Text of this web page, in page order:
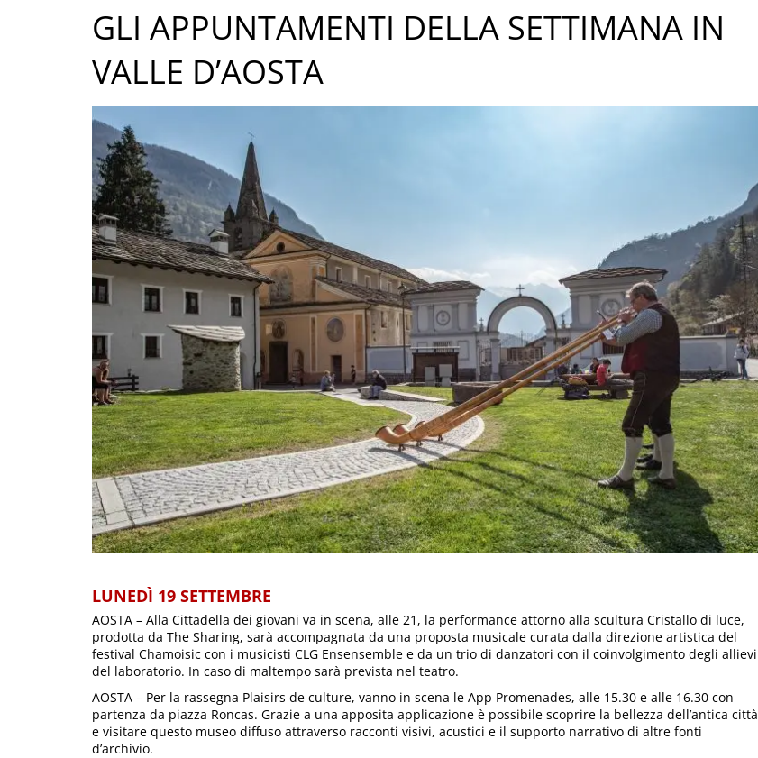
GLI APPUNTAMENTI DELLA SETTIMANA IN
VALLE D’AOSTA
LUNEDÌ 19 SETTEMBRE
AOSTA – Alla Cittadella dei giovani va in scena, alle 21, la performance attorno alla scultura Cristallo di luce,
prodotta da The Sharing, sarà accompagnata da una proposta musicale curata dalla direzione artistica del
festival Chamoisic con i musicisti CLG Ensensemble e da un trio di danzatori con il coinvolgimento degli allievi
del laboratorio. In caso di maltempo sarà prevista nel teatro.
AOSTA – Per la rassegna Plaisirs de culture, vanno in scena le App Promenades, alle 15.30 e alle 16.30 con
partenza da piazza Roncas. Grazie a una apposita applicazione è possibile scoprire la bellezza dell’antica città
e visitare questo museo diffuso attraverso racconti visivi, acustici e il supporto narrativo di altre fonti
d’archivio.